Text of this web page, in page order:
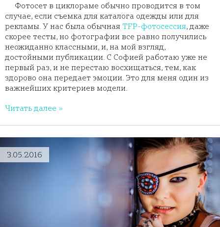
Фотосет в циклораме обычно проводится в том
случае, если съемка для каталога одежды или для
рекламы. У нас была обычная TFP-фотосессия, даже
скорее тесты, но фотографии все равно получились
неожиданно классными, и, на мой взгляд,
достойными публикации. С Софией работаю уже не
первый раз, и не перестаю восхищаться, тем, как
здорово она передает эмоции. Это для меня один из
важнейших критериев модели.
Читать далее »
3.05.2016